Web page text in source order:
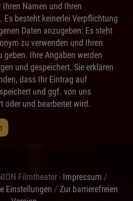
Namen und Ihren
Es besteht keinerlei Verpflichtung
Daten anzugeben: Es steht
zu verwenden und Ihren
geben. Ihre Angaben werden
und gespeichert. Sie erklären
dass Ihr Eintrag auf
und ggf. von uns
oder und bearbeitet wird.
Filmtheater - Impressum /
Einstellungen / Zur barrierefreien